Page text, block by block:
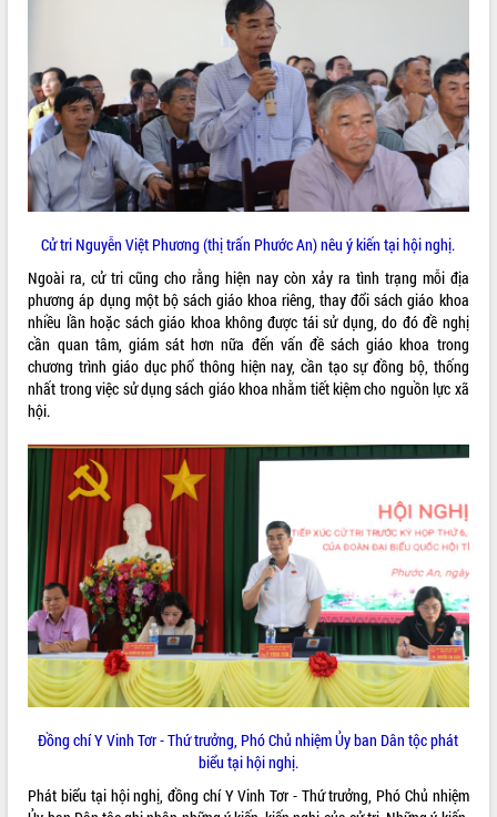
Đắk Lắk sơ kết 4 năm triển khai thực
hiện Đề án 06 của Chính phủ
Họp báo thông tin về Hội nghị Công bố
Quy hoạch và Xúc tiến đầu tư tỉnh Đắk
Lắk
Khơi thông điểm nghẽn, đẩy nhanh
giải ngân vốn khắc phục thiên tai
hoạch tỉnh thời kỳ 2021-2030
Hội thảo góp ý hồ sơ điều chỉnh quy
hoạch tỉnh Đắk Lắk thời kỳ 2021-2030,
tầm nhìn đến năm 2050
Nâng cao hiệu quả hoạt động của các
doanh nghiệp nhà nước
Hội nghị triển khai kết nối mạng
truyền số liệu chuyên dùng phục vụ cơ
quan Đảng, Nhà nước
Lễ phát động chuỗi hoạt động chung
tay làm sạch môi trường
Xã Ea Kar bước chuyển mình trong
công tác cải cách hành chính mô hình
mới
UBND tỉnh họp báo định kỳ tháng 4
năm 2026
Hội thảo khoa học “Giải pháp thúc đẩy
phát triển nền kinh tế xanh tại tỉnh
Đắk Lắk”
hiện nhiệm vụ quản lý tài sản công
Tháo gỡ những vướng mắc, đẩy mạnh
công tác cải cách thủ tục hành chính
Cử tri Nguyễn Việt Phương (thị trấn Phước An) nêu ý kiến tại hội nghị.
Ngoài ra, cử tri cũng cho rằng hiện nay còn xảy ra tình trạng mỗi địa
phương áp dụng một bộ sách giáo khoa riêng, thay đổi sách giáo khoa
nhiều lần hoặc sách giáo khoa không được tái sử dụng, do đó đề nghị
cần quan tâm, giám sát hơn nữa đến vấn đề sách giáo khoa trong
chương trình giáo dục phổ thông hiện nay, cần tạo sự đồng bộ, thống
nhất trong việc sử dụng sách giáo khoa nhằm tiết kiệm cho nguồn lực xã
hội.
Đồng chí Y Vinh Tơr - Thứ trưởng, Phó Chủ nhiệm Ủy ban Dân tộc phát
biểu tại hội nghị.
Phát biểu tại hội nghị, đồng chí Y Vinh Tơr - Thứ trưởng, Phó Chủ nhiệm